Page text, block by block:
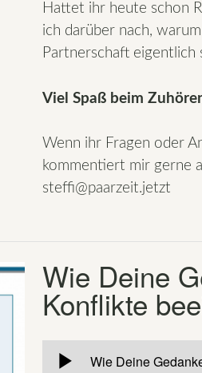
Hattet ihr heute schon
ich darüber nach,
Partnerschaft eigentlich
Viel Spaß beim
Wenn ihr Fragen oder
kommentiert mir gerne
steffi@paarzeit.jetzt
Wie Deine
Konflikte